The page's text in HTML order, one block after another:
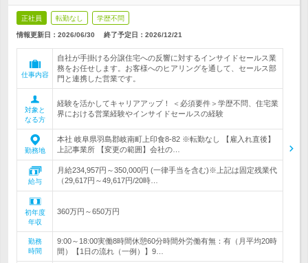
正社員 転勤なし 学歴不問
情報更新日：2026/06/30 終了予定日： 2026/12/21
仕事内容
自社が手掛ける分譲住宅への反響に対するインサイドセールス業
務をお任せします。お客様へのヒアリングを通して、セールス部
門と連携した営業です。
対象と
なる方
経験を活かしてキャリアアップ！ ＜必須要件＞学歴不問、住宅業
界における営業経験やインサイドセールスの経験
勤務地
本社 岐阜県羽島郡岐南町上印食8-82 ※転勤なし 【雇入れ直後】
上記事業所 【変更の範囲】会社の…
給与
月給234,957円～350,000円 (一律手当を含む)※上記は固定残業代
（29,617円～49,617円/20時…
初年度
年収
360万円～650万円
勤務
時間
9:00～18:00実働8時間休憩60分時間外労働有無：有（月平均20時
間）【1日の流れ（一例）】9…